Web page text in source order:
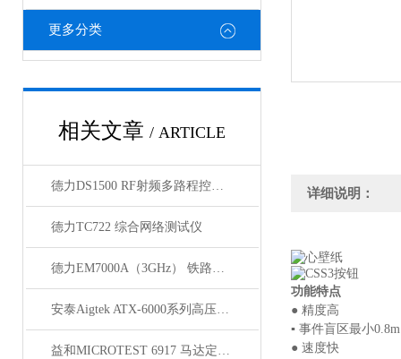
更多分类
相关文章 / ARTICLE
德力DS1500 RF射频多路程控开关（1U）
德力TC722 综合网络测试仪
德力EM7000A（3GHz） 铁路漏缆测试仪
安泰Aigtek ATX-6000系列高压线束测试仪
益和MICROTEST 6917 马达定子测试系统
详细说明：
功能特点
● 精度高
▪ 事件盲区最小
● 速度快